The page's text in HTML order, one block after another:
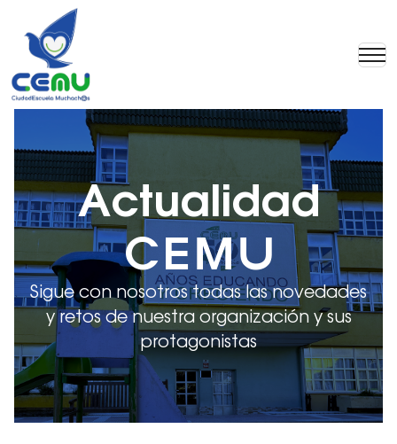
Actualidad
CEMU
Sigue con nosotros todas las novedades
y retos de nuestra organización y sus
protagonistas